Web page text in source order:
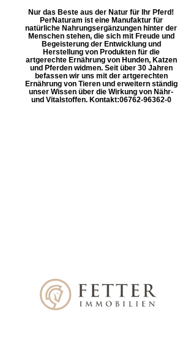
Nur das Beste aus der Natur für Ihr Pferd!
PerNaturam ist eine Manufaktur für
natürliche Nahrungsergänzungen hinter der
Menschen stehen, die sich mit Freude und
Begeisterung der Entwicklung und
Herstellung von Produkten für die
artgerechte Ernährung von Hunden, Katzen
und Pferden widmen. Seit über 30 Jahren
befassen wir uns mit der artgerechten
Ernährung von Tieren und erweitern ständig
unser Wissen über die Wirkung von Nähr-
und Vitalstoffen. Kontakt: ​06762-96362-0